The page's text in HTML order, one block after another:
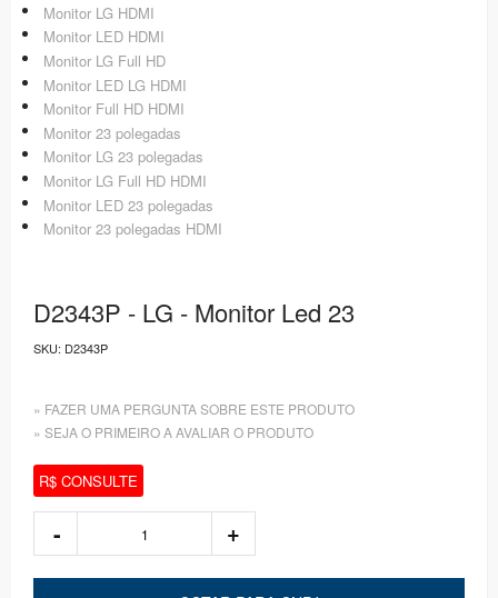
Monitor LG HDMI
Monitor LED HDMI
Monitor LG Full HD
Monitor LED LG HDMI
Monitor Full HD HDMI
Monitor 23 polegadas
Monitor LG 23 polegadas
Monitor LG Full HD HDMI
Monitor LED 23 polegadas
Monitor 23 polegadas HDMI
D2343P - LG - Monitor Led 23
SKU: D2343P
» FAZER UMA PERGUNTA SOBRE ESTE PRODUTO
» SEJA O PRIMEIRO A AVALIAR O PRODUTO
R$ CONSULTE